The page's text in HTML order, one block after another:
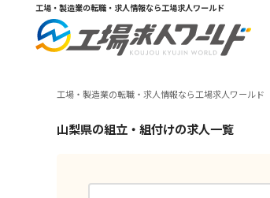
工場・製造業の転職・求人情報なら工場求人ワールド
工場・製造業の転職・求人情報なら工場求人ワールド
山梨県の組立・組付けの求人一覧